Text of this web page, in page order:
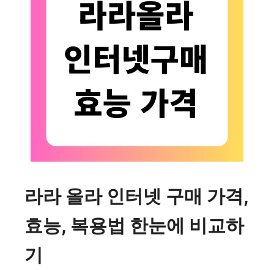
라라 올라 인터넷 구매 가격,
효능, 복용법 한눈에 비교하
기